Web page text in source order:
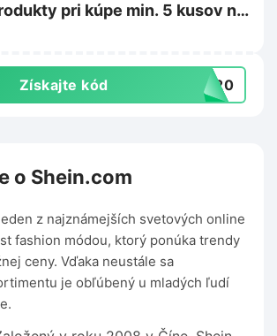
pri kúpe min. 5 kusov na
Získajte kód RA20
o Shein.com
z najznámejších svetových online
fashion módou, ktorý ponúka trendy
ceny. Vďaka neustále sa
je obľúbený u mladých ľudí